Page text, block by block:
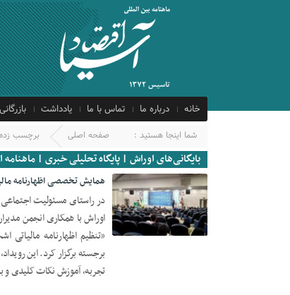
خانه درباره ما تماس با ما یادداشت بازرگانی
شما اینجا هستید : صفحه اصلی برچسب
بایگانی‌های اوراش | پایگاه تحلیلی خبری | ماهنامه
04 سپتامبر 2025
همایش تخصصی اظهارنامه
در راستای مسئولیت
اوراش با همکاری انجمن
«تنظیم اظهارنامه
برجسته برگزار کرد. این
تجربه، آموزش نکات کلیدی و